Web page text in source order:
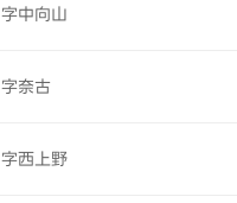
字中向山
字奈古
字西上野